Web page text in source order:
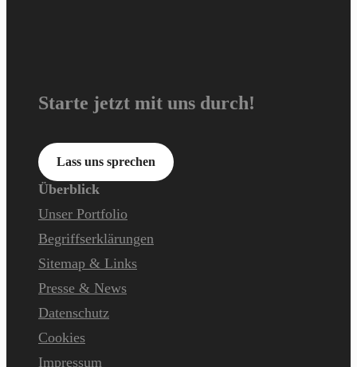
Starte jetzt mit uns durch!
Lass uns sprechen
Überblick
Unser Portfolio
Begriffserklärungen
Sitemap & Links
Presse & News
Datenschutz
Cookies
Impressum